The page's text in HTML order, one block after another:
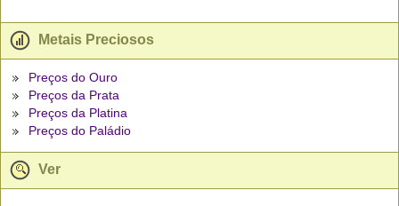
Metais Preciosos
Preços do Ouro
Preços da Prata
Preços da Platina
Preços do Paládio
Ver